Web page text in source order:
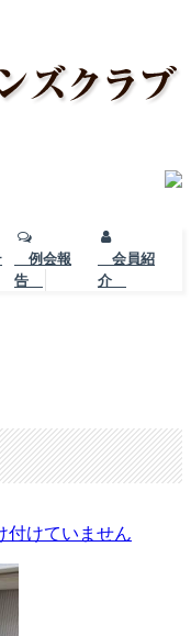
例会報
告
会員紹
介
付けていません